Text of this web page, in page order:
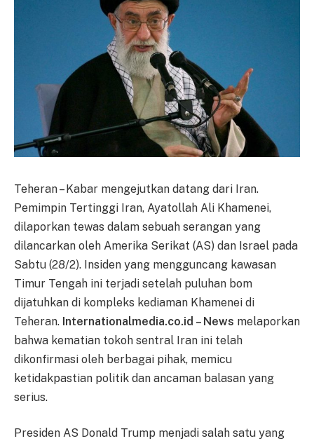
Teheran – Kabar mengejutkan datang dari Iran.
Pemimpin Tertinggi Iran, Ayatollah Ali Khamenei,
dilaporkan tewas dalam sebuah serangan yang
dilancarkan oleh Amerika Serikat (AS) dan Israel pada
Sabtu (28/2). Insiden yang mengguncang kawasan
Timur Tengah ini terjadi setelah puluhan bom
dijatuhkan di kompleks kediaman Khamenei di
Teheran. Internationalmedia.co.id – News melaporkan
bahwa kematian tokoh sentral Iran ini telah
dikonfirmasi oleh berbagai pihak, memicu
ketidakpastian politik dan ancaman balasan yang
serius.
Presiden AS Donald Trump menjadi salah satu yang